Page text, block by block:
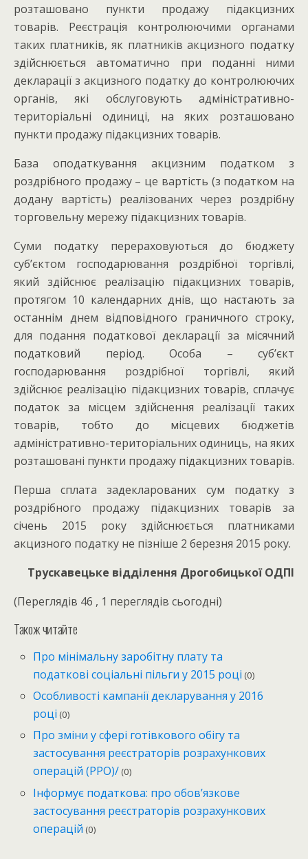
розташовано пункти продажу підакцизних
товарів. Реєстрація контролюючими органами
таких платників, як платників акцизного податку
здійснюється автоматично при поданні ними
декларації з акцизного податку до контролюючих
органів, які обслуговують адміністративно-
територіальні одиниці, на яких розташовано
пункти продажу підакцизних товарів.
База оподаткування акцизним податком з
роздрібного продажу – це вартість (з податком на
додану вартість) реалізованих через роздрібну
торговельну мережу підакцизних товарів.
Суми податку перераховуються до бюджету
суб’єктом господарювання роздрібної торгівлі,
який здійснює реалізацію підакцизних товарів,
протягом 10 календарних днів, що настають за
останнім днем відповідного граничного строку,
для подання податкової декларації за місячний
податковий період. Особа – суб’єкт
господарювання роздрібної торгівлі, який
здійснює реалізацію підакцизних товарів, сплачує
податок за місцем здійснення реалізації таких
товарів, тобто до місцевих бюджетів
адміністративно-територіальних одиниць, на яких
розташовані пункти продажу підакцизних товарів.
Перша сплата задекларованих сум податку з
роздрібного продажу підакцизних товарів за
січень 2015 року здійснюється платниками
акцизного податку не пізніше 2 березня 2015 року.
Трускавецьке відділення Дрогобицької ОДПІ
(Переглядів 46 , 1 переглядів сьогодні)
Також читайте
Про мінімальну заробітну плату та
податкові соціальні пільги у 2015 році (0)
Особливості кампанії декларування у 2016
році (0)
Про зміни у сфері готівкового обігу та
застосування реєстраторів розрахункових
операцій (РРО)/ (0)
Інформує податкова: про обов’язкове
застосування реєстраторів розрахункових
операцій (0)